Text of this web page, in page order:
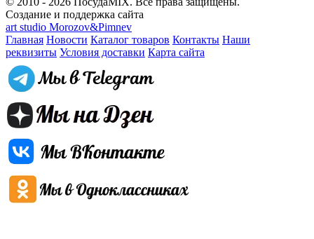
Создание и поддержка сайта
art studio Morozov&Pimnev
Главная Новости Каталог товаров Контакты Наши
реквизиты Условия доставки Карта сайта